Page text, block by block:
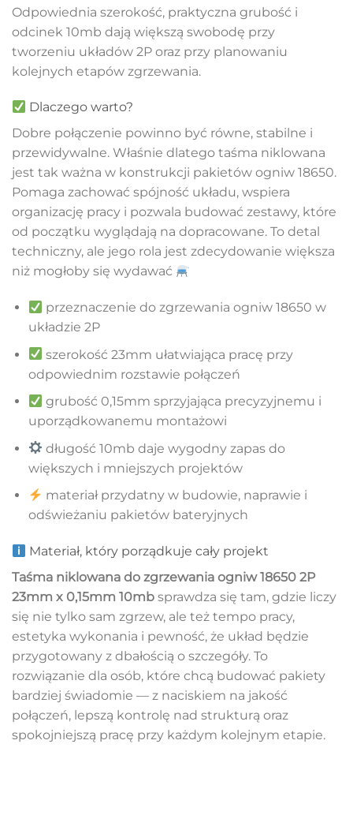
Odpowiednia szerokość, praktyczna grubość i
odcinek 10mb dają większą swobodę przy
tworzeniu układów 2P oraz przy planowaniu
kolejnych etapów zgrzewania.
Dlaczego warto?
Dobre połączenie powinno być równe, stabilne i
przewidywalne. Właśnie dlatego taśma niklowana
jest tak ważna w konstrukcji pakietów ogniw 18650.
Pomaga zachować spójność układu, wspiera
organizację pracy i pozwala budować zestawy, które
od początku wyglądają na dopracowane. To detal
techniczny, ale jego rola jest zdecydowanie większa
niż mogłoby się wydawać
przeznaczenie do zgrzewania ogniw 18650 w
układzie 2P
szerokość 23mm ułatwiająca pracę przy
odpowiednim rozstawie połączeń
grubość 0,15mm sprzyjająca precyzyjnemu i
uporządkowanemu montażowi
długość 10mb daje wygodny zapas do
większych i mniejszych projektów
materiał przydatny w budowie, naprawie i
odświeżaniu pakietów bateryjnych
Materiał, który porządkuje cały projekt
Taśma niklowana do zgrzewania ogniw 18650 2P
23mm x 0,15mm 10mb sprawdza się tam, gdzie liczy
się nie tylko sam zgrzew, ale też tempo pracy,
estetyka wykonania i pewność, że układ będzie
przygotowany z dbałością o szczegóły. To
rozwiązanie dla osób, które chcą budować pakiety
bardziej świadomie — z naciskiem na jakość
połączeń, lepszą kontrolę nad strukturą oraz
spokojniejszą pracę przy każdym kolejnym etapie.